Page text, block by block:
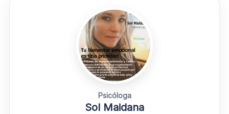
Psicóloga
Sol Maidana